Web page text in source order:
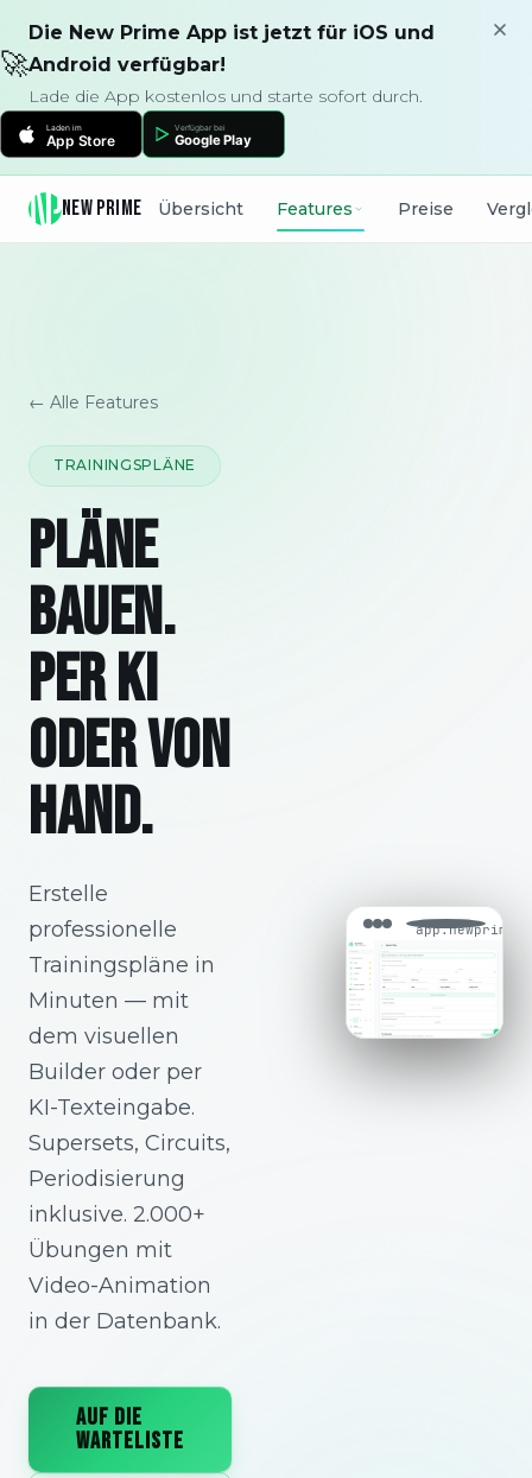
🚀
Die New Prime App ist jetzt für iOS und
Android verfügbar!
Lade die App kostenlos und starte sofort durch.
NEW PRIME Übersicht Features Preise
← Alle Features
TRAININGSPLÄNE
PLÄNE
BAUEN.
PER KI
ODER VON
HAND.
Erstelle
professionelle
Trainingspläne in
Minuten — mit
dem visuellen
Builder oder per
KI-Texteingabe.
Supersets, Circuits,
Periodisierung
inklusive. 2.000+
Übungen mit
Video-Animation
in der Datenbank.
AUF DIE
WARTELISTE